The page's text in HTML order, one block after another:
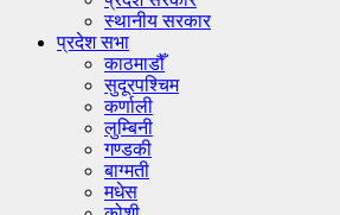
स्थानीय सरकार
प्रदेश सभा
काठमाडौँ
सुदूरपश्चिम
कर्णाली
लुम्बिनी
गण्डकी
बाग्मती
मधेस